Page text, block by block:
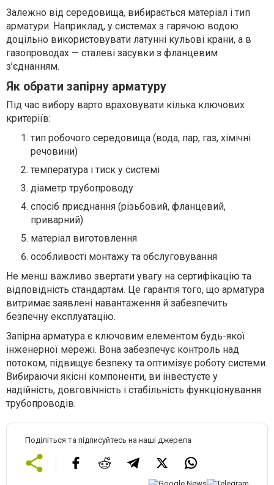
Залежно від середовища, вибирається матеріал і тип
арматури. Наприклад, у системах з гарячою водою
доцільно використовувати латунні кульові крани, а в
газопроводах — сталеві засувки з фланцевим
з’єднанням.
Як обрати запірну арматуру
Під час вибору варто враховувати кілька ключових
критеріїв:
тип робочого середовища (вода, пар, газ, хімічні
речовини)
температура і тиск у системі
діаметр трубопроводу
спосіб приєднання (різьбовий, фланцевий,
приварний)
матеріал виготовлення
особливості монтажу та обслуговування
Не менш важливо звертати увагу на сертифікацію та
відповідність стандартам. Це гарантія того, що арматура
витримає заявлені навантаження й забезпечить
безпечну експлуатацію.
Запірна арматура є ключовим елементом будь-якої
інженерної мережі. Вона забезпечує контроль над
потоком, підвищує безпеку та оптимізує роботу системи.
Вибираючи якісні компоненти, ви інвестуєте у
надійність, довговічність і стабільність функціонування
трубопроводів.
Поділіться та підписуйтесь на наші джерела